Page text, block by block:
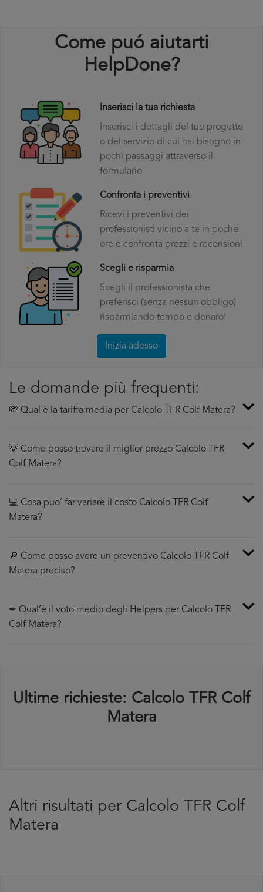
Come puó aiutarti
HelpDone?
Inserisci la tua richiesta
Inserisci i dettagli del tuo progetto
o del servizio di cui hai bisogno in
pochi passaggi attraverso il
formulario
Confronta i preventivi
Ricevi i preventivi dei
professionisti vicino a te in poche
ore e confronta prezzi e recensioni
Scegli e risparmia
Scegli il professionista che
preferisci (senza nessun obbligo)
risparmiando tempo e denaro!
Inizia adesso
Le domande più frequenti:
💸 Qual è la tariffa media per Calcolo TFR Colf Matera?
💡 Come posso trovare il miglior prezzo Calcolo TFR
Colf Matera?
💻 Cosa puo’ far variare il costo Calcolo TFR Colf
Matera?
🔎 Come posso avere un preventivo Calcolo TFR Colf
Matera preciso?
✒ Qual’è il voto medio degli Helpers per Calcolo TFR
Colf Matera?
Ultime richieste: Calcolo TFR Colf
Matera
Altri risultati per Calcolo TFR Colf
Matera